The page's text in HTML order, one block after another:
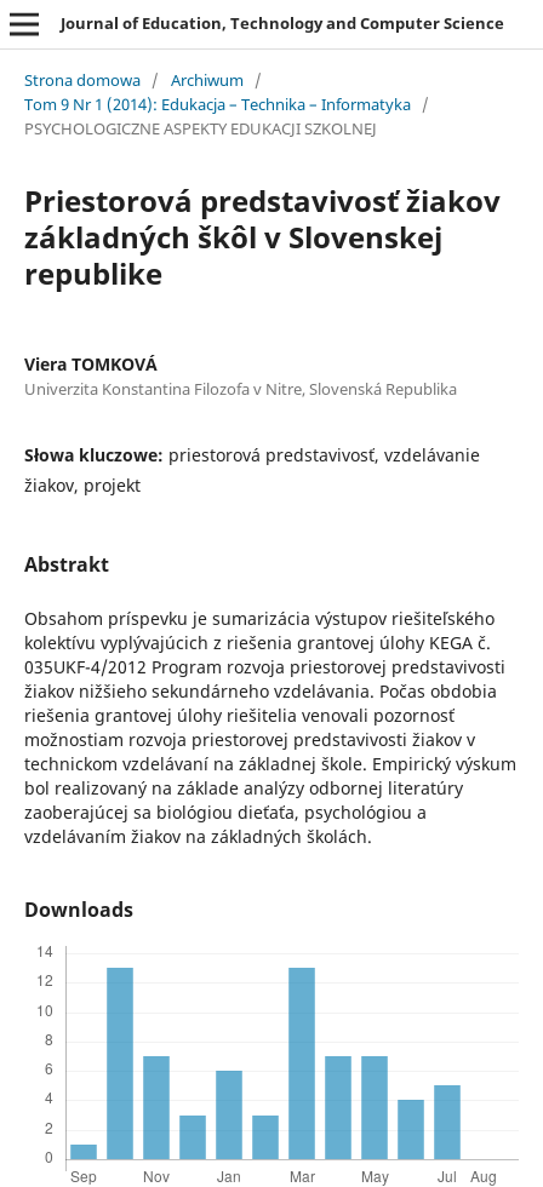
Journal of Education, Technology and Computer Science
Strona domowa / Archiwum /
Tom 9 Nr 1 (2014): Edukacja – Technika – Informatyka /
PSYCHOLOGICZNE ASPEKTY EDUKACJI SZKOLNEJ
Priestorová predstavivosť žiakov
základných škôl v Slovenskej
republike
Viera TOMKOVÁ
Univerzita Konstantina Filozofa v Nitre, Slovenská Republika
Słowa kluczowe: priestorová predstavivosť, vzdelávanie
žiakov, projekt
Abstrakt
Obsahom príspevku je sumarizácia výstupov riešiteľského
kolektívu vyplývajúcich z riešenia grantovej úlohy KEGA č.
035UKF-4/2012 Program rozvoja priestorovej predstavivosti
žiakov nižšieho sekundárneho vzdelávania. Počas obdobia
riešenia grantovej úlohy riešitelia venovali pozornosť
možnostiam rozvoja priestorovej predstavivosti žiakov v
technickom vzdelávaní na základnej škole. Empirický výskum
bol realizovaný na základe analýzy odbornej literatúry
zaoberajúcej sa biológiou dieťaťa, psychológiou a
vzdelávaním žiakov na základných školách.
Downloads